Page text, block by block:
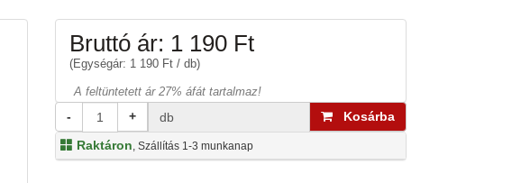
Bruttó ár: 1 190 Ft
(Egységár: 1 190 Ft / db)
A feltüntetett ár 27% áfát tartalmaz!
- + db
Kosárba
Raktáron, Szállítás 1-3 munkanap